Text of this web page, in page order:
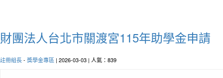
財團法人台北市關渡宮115年助學金申請
註冊組長- 獎學金專區 | 2026-03-03 | 人氣：839